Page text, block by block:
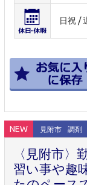
日祝 /
NEW 見附市 調剤
〈見附市〉
習い事や趣